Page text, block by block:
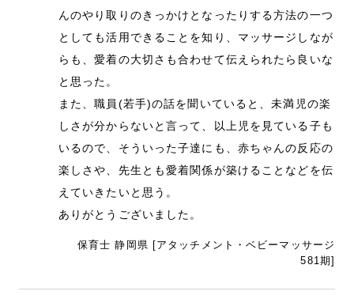
んのやり取りのきっかけとなったりする方法の一つ
としても活用できることを知り、マッサージしなが
らも、愛着の大切さも合わせて伝えられたら良いな
と思った。
また、職員(若手)の話を聞いていると、未満児の楽
しさが分からないと言って、以上児を見ている子も
いるので、そういった子達にも、赤ちゃんの反応の
楽しさや、先生とも愛着関係が築けることなどを伝
えていきたいと思う。
ありがとうございました。
保育士 静岡県 [アタッチメント・ベビーマッサージ
581期]